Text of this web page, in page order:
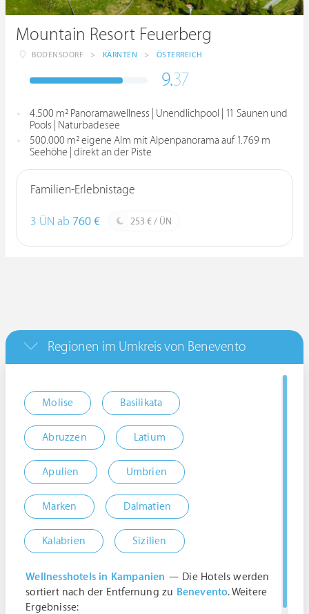
Mountain Resort Feuerberg
BODENSDORF > KÄRNTEN > ÖSTERREICH
9.37
4.500 m² Panoramawellness | Unendlichpool | 11 Saunen und
Pools | Naturbadesee
500.000 m² eigene Alm mit Alpenpanorama auf 1.769 m
Seehöhe | direkt an der Piste
Familien-Erlebnistage
3 ÜN ab 760 € 253 € / ÜN
Regionen im Umkreis von Benevento
Molise Basilikata
Abruzzen Latium
Apulien Umbrien
Marken Dalmatien
Kalabrien Sizilien
Wellnesshotels in Kampanien — Die Hotels werden
sortiert nach der Entfernung zu Benevento. Weitere
Ergebnisse: